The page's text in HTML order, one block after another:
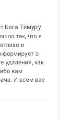
Бога Тимуру
так, что я
и
о
удаления, как
вам
И всем вас